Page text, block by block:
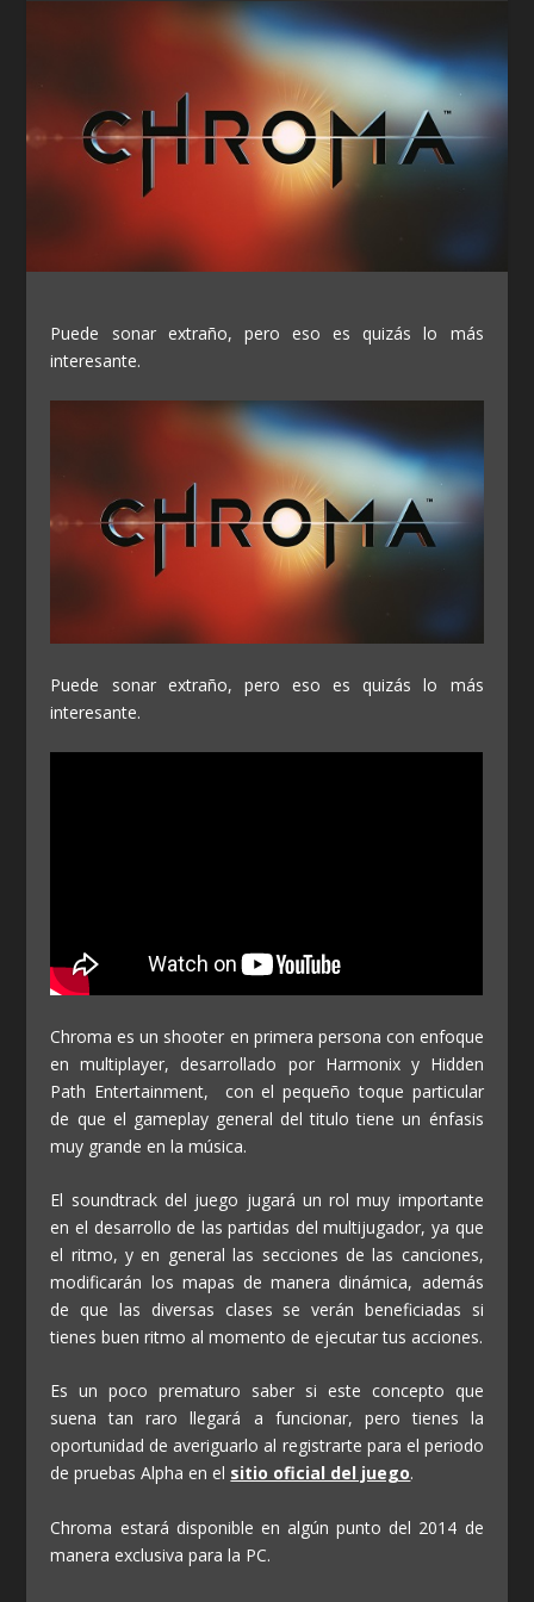
Puede sonar extraño, pero eso es quizás lo más
interesante.
Puede sonar extraño, pero eso es quizás lo más
interesante.
Chroma es un shooter en primera persona con enfoque
en multiplayer, desarrollado por Harmonix y Hidden
Path Entertainment, con el pequeño toque particular
de que el gameplay general del titulo tiene un énfasis
muy grande en la música.
El soundtrack del juego jugará un rol muy importante
en el desarrollo de las partidas del multijugador, ya que
el ritmo, y en general las secciones de las canciones,
modificarán los mapas de manera dinámica, además
de que las diversas clases se verán beneficiadas si
tienes buen ritmo al momento de ejecutar tus acciones.
Es un poco prematuro saber si este concepto que
suena tan raro llegará a funcionar, pero tienes la
oportunidad de averiguarlo al registrarte para el periodo
de pruebas Alpha en el sitio oficial del juego.
Chroma estará disponible en algún punto del 2014 de
manera exclusiva para la PC.